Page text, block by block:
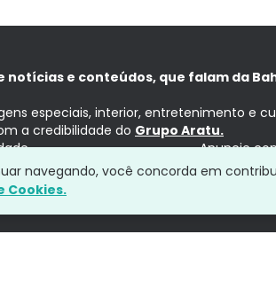
e conteúdos, que falam da
especiais, interior, entretenimento e
a credibilidade do Grupo Aratu.
Anuncie
navegando, você concorda em
Cookies.